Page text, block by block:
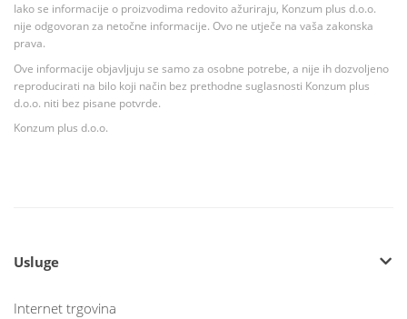
Iako se informacije o proizvodima redovito ažuriraju, Konzum plus d.o.o.
nije odgovoran za netočne informacije. Ovo ne utječe na vaša zakonska
prava.
Ove informacije objavljuju se samo za osobne potrebe, a nije ih dozvoljeno
reproducirati na bilo koji način bez prethodne suglasnosti Konzum plus
d.o.o. niti bez pisane potvrde.
Konzum plus d.o.o.
Usluge
Internet trgovina